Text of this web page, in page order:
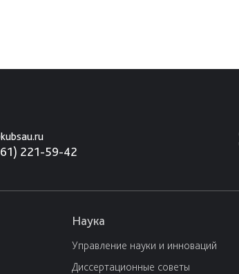
221-59-42
Наука
Управление науки и инноваций
Диссертационные советы